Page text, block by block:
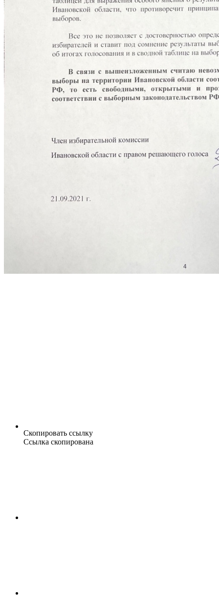
Скопировать ссылку
Ссылка скопирована